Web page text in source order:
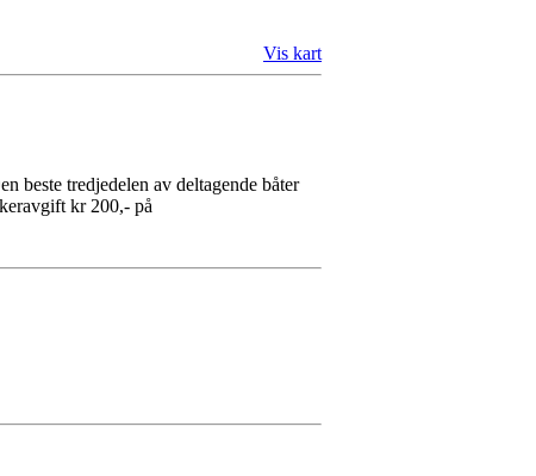
Vis kart
beste tredjedelen av deltagende båter
kr 200,- på